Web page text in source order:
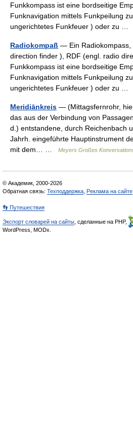
Funkkompass ist eine bordseitige
Funknavigation mittels Funkpeilung
ungerichtetes Funkfeuer ) oder zu …
Radiokompaß — Ein Radiokompass,
direction finder ), RDF (engl. radio
Funkkompass ist eine bordseitige
Funknavigation mittels Funkpeilung
ungerichtetes Funkfeuer ) oder zu …
Meridiānkreis — (Mittagsfernrohr,
das aus der Verbindung von
d.) entstandene, durch Reichenbach
Jahrh. eingeführte Hauptinstrument
mit dem… …
Meyers Großes
© Академик, 2000-2026
Обратная связь: Техподдержка Реклама на сайте
👣 Путешествия
Экспорт словарей на сайты , сделанные на PHP,
WordPress, MODx.